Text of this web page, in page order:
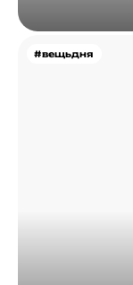
#вещьдня